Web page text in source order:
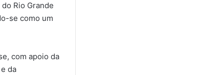
Rio Grande
se como um
com apoio da
da